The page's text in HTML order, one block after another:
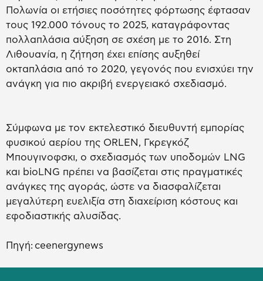
Πολωνία οι ετήσιες ποσότητες φόρτωσης έφτασαν
τους 192.000 τόνους το 2025, καταγράφοντας
πολλαπλάσια αύξηση σε σχέση με το 2016. Στη
Λιθουανία, η ζήτηση έχει επίσης αυξηθεί
οκταπλάσια από το 2020, γεγονός που ενισχύει την
ανάγκη για πιο ακριβή ενεργειακό σχεδιασμό.
Σύμφωνα με τον εκτελεστικό διευθυντή εμπορίας
φυσικού αερίου της ORLEN, Γκρεγκόζ
Μπουγινοφσκι, ο σχεδιασμός των υποδομών LNG
και bioLNG πρέπει να βασίζεται στις πραγματικές
ανάγκες της αγοράς, ώστε να διασφαλίζεται
μεγαλύτερη ευελιξία στη διαχείριση κόστους και
εφοδιαστικής αλυσίδας.
Πηγή: ceenergynews